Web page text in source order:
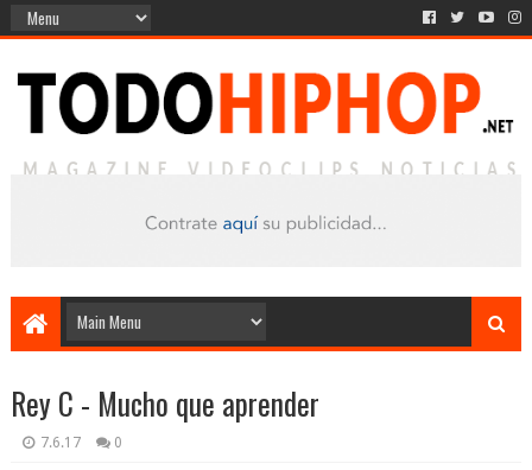
Rey C - Mucho que aprender
7.6.17 0